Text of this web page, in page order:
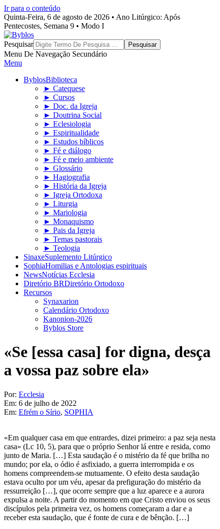
Ir para o conteúdo
Quinta-Feira, 6 de agosto de 2026 • Ano Litúrgico: Após
Pentecostes, Semana 9 • Modo I
Byblos
Pesquisar
Menu De Navegação Secundário
Menu
ByblosBiblioteca
► Catequese
► Cursos
► Doc. da Igreja
► Doutrina Social
► Eclesiologia
► Espiritualidade
► Estudos bíblicos
► Fé e diálogo
► Fé e meio ambiente
► Glossário
► Hagiografia
► História da Igreja
► Igreja Ortodoxa
► Liturgia
► Mariologia
► Monaquismo
► Pais da Igreja
► Temas pastorais
► Teologia
SinaxeSuplemento Litúrgico
SophiaHomilias e Antologias espirituais
NewsNotícias Ecclesia
Diretório BRDiretório Ortodoxo
Recursos
Synaxarion
Calendário Ortodoxo
Kanonion-2026
Byblos Store
«Se [essa casa] for digna, desça
a vossa paz sobre ela»
Por: Ecclesia
Em: 6 de julho de 2022
Em: Efrém o Sírio, SOPHIA
«Em qualquer casa em que entrardes, dizei primeiro: a paz seja nesta
casa» (Lc 10, 5), para que o próprio Senhor lá entre e resida, como
junto de Maria. […] Esta saudação é o mistério da fé que brilha no
mundo; por ela, o ódio é asfixiado, a guerra interrompida e os
homens compreendem-se mutuamente. O efeito desta saudação
estava oculto por um véu, apesar da prefiguração do mistério da
ressurreição […], que ocorre sempre que a luz aparece e a aurora
expulsa a noite. A partir do momento em que Cristo enviou os seus
discípulos pela primeira vez, os homens começaram a dar e a
receber esta saudação, que é fonte de cura e de bênção. […]